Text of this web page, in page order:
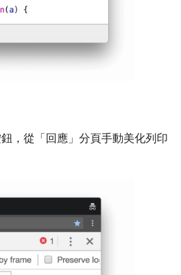
，從「回應」 分頁手動美化列印